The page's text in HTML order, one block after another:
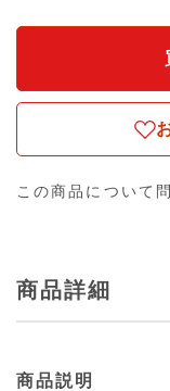
この商品について
商品詳細
商品説明